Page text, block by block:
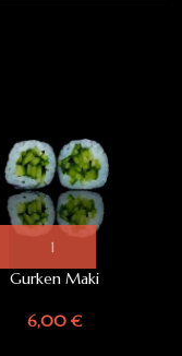
Gurken Maki
6,00 €